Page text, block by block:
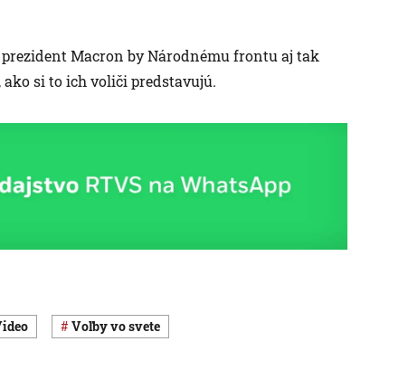
Macron by Národnému frontu aj tak
si to ich voliči predstavujú.
Video voľby vo svete